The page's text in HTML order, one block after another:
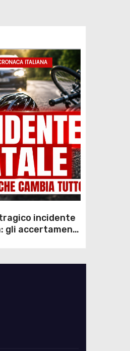
ITALIANA
incidente
gli accertamenti